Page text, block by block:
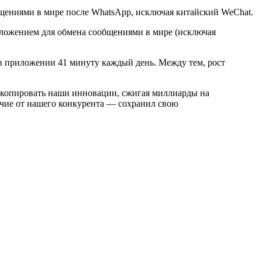
в мире после WhatsApp, исключая китайский WeChat.
для обмена сообщениями в мире (исключая
в приложении 41 минуту каждый день. Между тем, рост
наши инновации, сжигая миллиарды на
от нашего конкурента — сохранил свою